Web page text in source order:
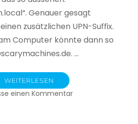
Genauer gesagt
zusätzlichen UPN-Suffix.
Computer könnte dann so
…
WEITERLESEN
einen Kommentarzu